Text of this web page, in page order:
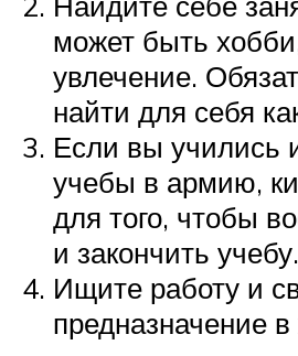
может быть
увлечение.
найти для себя
Если вы учились
учебы в армию,
для того, чтобы
и закончить учебу.
Ищите работу и
предназначение